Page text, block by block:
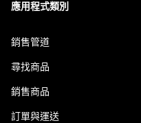
應用程式類別
銷售管道
尋找商品
銷售商品
訂單與運送